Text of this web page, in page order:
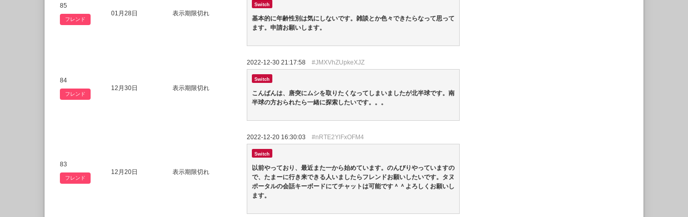
85
フレンド
01月28日 表示期限切れ
Switch
基本的に年齢性別は気にしないです。雑談とか色々できたらなって思って
ます。申請お願いします。
84
フレンド
12月30日 表示期限切れ
2022-12-30 21:17:58 #JMXVhZUpkeXJZ
Switch
こんばんは、唐突にムシを取りたくなってしまいましたが北半球です。南
半球の方おられたら一緒に探索したいです。。。
83
フレンド
12月20日 表示期限切れ
2022-12-20 16:30:03 #nRTE2YlFxOFM4
Switch
以前やっており、最近また一から始めています。のんびりやっていますの
で、たまーに行き来できる人いましたらフレンドお願いしたいです。タヌ
ポータルの会話キーボードにてチャットは可能です＾＾よろしくお願いし
ます。